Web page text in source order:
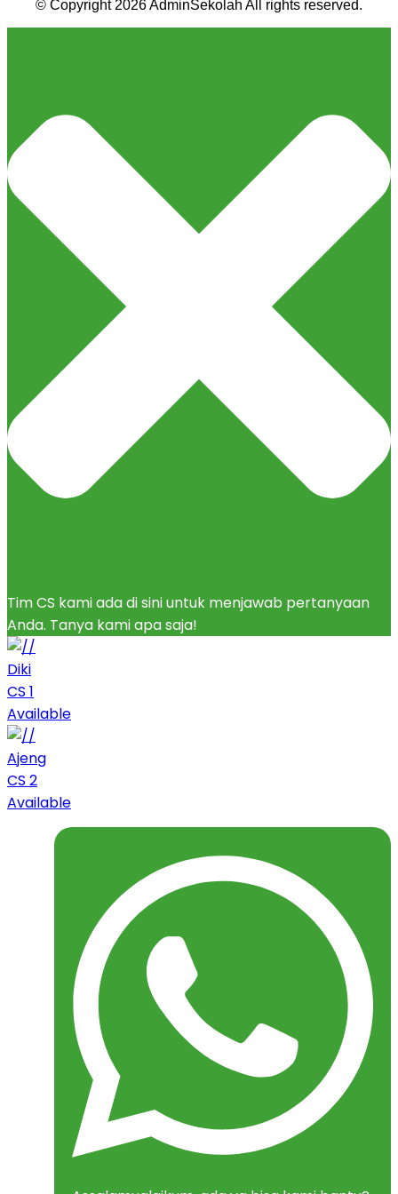
© Copyright 2026 AdminSekolah All rights reserved.
Tim CS kami ada di sini untuk menjawab pertanyaan
Anda. Tanya kami apa saja!
Diki
CS 1
Available
Ajeng
CS 2
Available